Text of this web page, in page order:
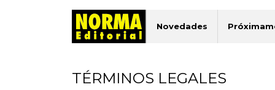
Novedades
TÉRMINOS LEGALES